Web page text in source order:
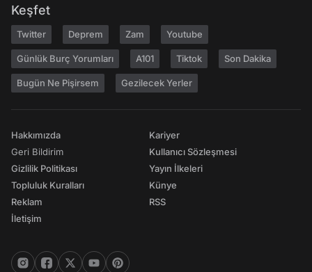
Keşfet
Twitter Deprem Zam Youtube
Günlük Burç Yorumları A101 Tiktok Son Dakika
Bugün Ne Pişirsem Gezilecek Yerler
Hakkımızda
Geri Bildirim
Gizlilik Politikası
Topluluk Kuralları
Reklam
İletişim
Kariyer
Kullanıcı Sözleşmesi
Yayın İlkeleri
Künye
RSS